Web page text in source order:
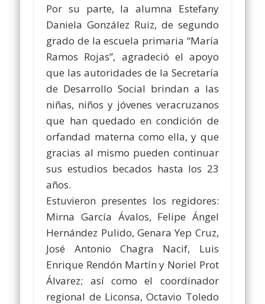
Por su parte, la alumna Estefany
Daniela González Ruiz, de segundo
grado de la escuela primaria “María
Ramos Rojas”, agradeció el apoyo
que las autoridades de la Secretaría
de Desarrollo Social brindan a las
niñas, niños y jóvenes veracruzanos
que han quedado en condición de
orfandad materna como ella, y que
gracias al mismo pueden continuar
sus estudios becados hasta los 23
años.
Estuvieron presentes los regidores:
Mirna García Ávalos, Felipe Ángel
Hernández Pulido, Genara Yep Cruz,
José Antonio Chagra Nacif, Luis
Enrique Rendón Martín y Noriel Prot
Álvarez; así como el coordinador
regional de Liconsa, Octavio Toledo